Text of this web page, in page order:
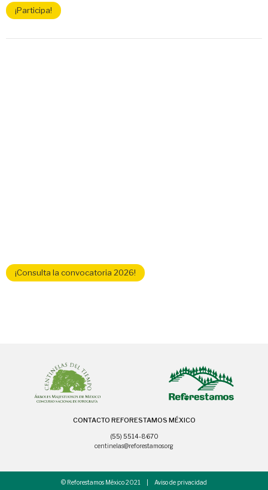
¡Participa!
¡Consulta la convocatoria 2026!
CONTACTO REFORESTAMOS MÉXICO
(55) 5514-8670
centinelas@reforestamos.org
© Reforestamos México 2021 | Aviso de privacidad